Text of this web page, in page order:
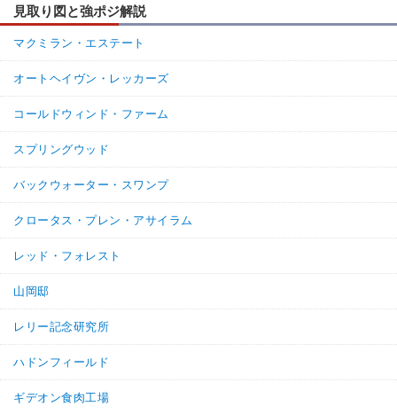
見取り図と強ポジ解説
マクミラン・エステート
オートヘイヴン・レッカーズ
コールドウィンド・ファーム
スプリングウッド
バックウォーター・スワンプ
クロータス・プレン・アサイラム
レッド・フォレスト
山岡邸
レリー記念研究所
ハドンフィールド
ギデオン食肉工場